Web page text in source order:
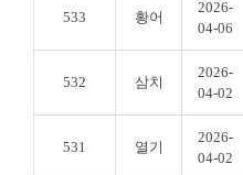
533 황어
2026-
04-06
532 삼치
2026-
04-02
531 열기
2026-
04-02